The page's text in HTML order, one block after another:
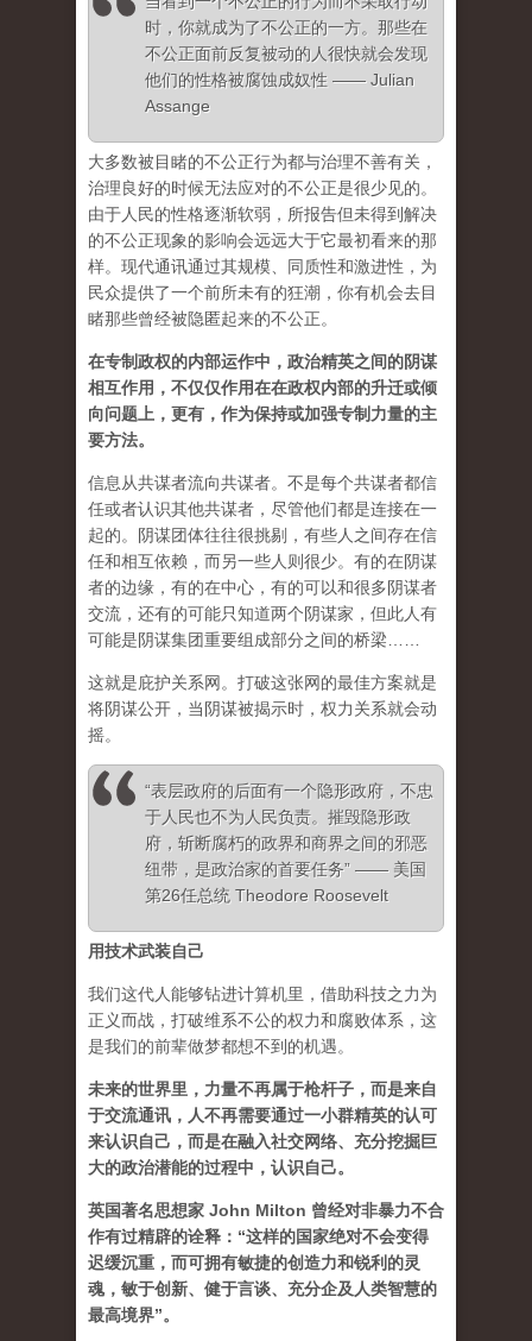
时，你就成为了不公正的一方。那些在
不公正面前反复被动的人很快就会发现
他们的性格被腐蚀成奴性 —— Julian
Assange
大多数被目睹的不公正行为都与治理不善有关，
治理良好的时候无法应对的不公正是很少见的。
由于人民的性格逐渐软弱，所报告但未得到解决
的不公正现象的影响会远远大于它最初看来的那
样。现代通讯通过其规模、同质性和激进性，为
民众提供了一个前所未有的狂潮，你有机会去目
睹那些曾经被隐匿起来的不公正。
在专制政权的内部运作中，政治精英之间的阴谋
相互作用，不仅仅作用在在政权内部的升迁或倾
向问题上，更有，作为保持或加强专制力量的主
要方法。
信息从共谋者流向共谋者。不是每个共谋者都信
任或者认识其他共谋者，尽管他们都是连接在一
起的。阴谋团体往往很挑剔，有些人之间存在信
任和相互依赖，而另一些人则很少。有的在阴谋
者的边缘，有的在中心，有的可以和很多阴谋者
交流，还有的可能只知道两个阴谋家，但此人有
可能是阴谋集团重要组成部分之间的桥梁……
这就是庇护关系网。打破这张网的最佳方案就是
将阴谋公开，当阴谋被揭示时，权力关系就会动
摇。
“表层政府的后面有一个隐形政府，不忠
于人民也不为人民负责。摧毁隐形政
府，斩断腐朽的政界和商界之间的邪恶
纽带，是政治家的首要任务” —— 美国
第26任总统 Theodore Roosevelt
用技术武装自己
我们这代人能够钻进计算机里，借助科技之力为
正义而战，打破维系不公的权力和腐败体系，这
是我们的前辈做梦都想不到的机遇。
未来的世界里，力量不再属于枪杆子，而是来自
于交流通讯，人不再需要通过一小群精英的认可
来认识自己，而是在融入社交网络、充分挖掘巨
大的政治潜能的过程中，认识自己。
英国著名思想家 John Milton 曾经对非暴力不合
作有过精辟的诠释：“这样的国家绝对不会变得
迟缓沉重，而可拥有敏捷的创造力和锐利的灵
魂，敏于创新、健于言谈、充分企及人类智慧的
最高境界”。